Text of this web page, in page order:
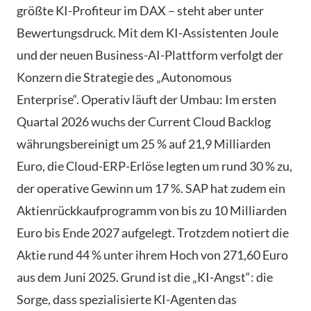
größte KI-Profiteur im DAX – steht aber unter
Bewertungsdruck. Mit dem KI-Assistenten Joule
und der neuen Business-AI-Plattform verfolgt der
Konzern die Strategie des „Autonomous
Enterprise“. Operativ läuft der Umbau: Im ersten
Quartal 2026 wuchs der Current Cloud Backlog
währungsbereinigt um 25 % auf 21,9 Milliarden
Euro, die Cloud-ERP-Erlöse legten um rund 30 % zu,
der operative Gewinn um 17 %. SAP hat zudem ein
Aktienrückkaufprogramm von bis zu 10 Milliarden
Euro bis Ende 2027 aufgelegt. Trotzdem notiert die
Aktie rund 44 % unter ihrem Hoch von 271,60 Euro
aus dem Juni 2025. Grund ist die „KI-Angst“: die
Sorge, dass spezialisierte KI-Agenten das